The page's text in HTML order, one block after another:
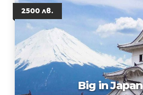
2500 лв.
Big in Japan